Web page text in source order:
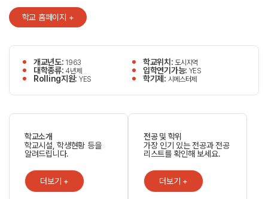
학교 홈페이지 +
개교년도: 1963 학교위치: 도시지역
대학종류: 4년제 입학연기가능: YES
Rolling지원: YES 학기제: 시메스터제
학교소개
학교시설, 학생현황 등을
알려드립니다.
더보기 +
전공 및 학위
가장 인기 있는 전공과 전공
리스트를 확인해 보세요.
더보기 +